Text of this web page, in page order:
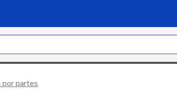
por partes